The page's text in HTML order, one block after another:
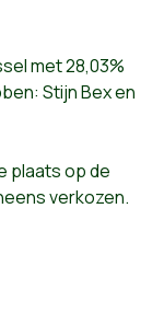
met 28,03%
Stijn Bex en
plaats op de
verkozen.